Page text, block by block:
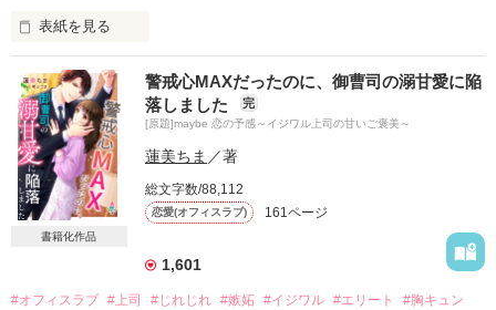
2024.5.16マカロン文庫様より発売されました。内容はブラッ
作品を読む
表紙を見る
生まれて初めて心から愛した彼は、けっして結ばれない相手だ
った。
『最初から全部知ってたの？』
『……ああ』
もう二度と会わない。彼のことはすべて忘れると決めた。
その後、妊娠が発覚して……。
数年後、まさかの場所で私は彼と再会する。
「会社を残す方法はひとつだけある」
書籍化作品
警戒心MAXだったのに、御曹司の溺甘愛に陥
落しました
完
[原題]maybe 恋の予感～イジワル上司の甘いご褒美～
蓮美ちま ／著
総文字数/88,112
恋愛(オフィスラブ) 161ページ
1,601
#オフィスラブ #上司 #じれじれ #嫉妬 #イジワル #エリート
#胸キュン